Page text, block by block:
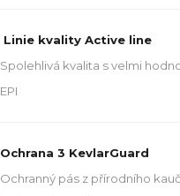
Linie kvality Active line
Spolehlivá kvalita s velmi
EPI
Ochrana 3 KevlarGuard
Ochranný pás z přírodního